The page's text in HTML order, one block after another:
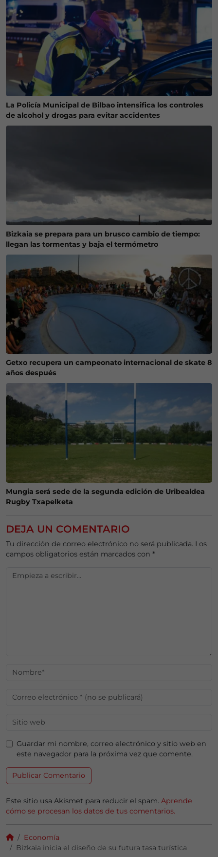
La Policía Municipal de Bilbao intensifica los controles
de alcohol y drogas para evitar accidentes
Bizkaia se prepara para un brusco cambio de tiempo:
llegan las tormentas y baja el termómetro
Getxo recupera un campeonato internacional de skate 8
años después
Mungia será sede de la segunda edición de Uribealdea
Rugby Txapelketa
DEJA UN COMENTARIO
Tu dirección de correo electrónico no será publicada. Los
campos obligatorios están marcados con *
Guardar mi nombre, correo electrónico y sitio web en
este navegador para la próxima vez que comente.
Este sitio usa Akismet para reducir el spam. Aprende
cómo se procesan los datos de tus comentarios.
Economía
Bizkaia inicia el diseño de su futura tasa turística